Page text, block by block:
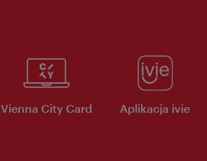
Vienna City Card Aplikacja ivie